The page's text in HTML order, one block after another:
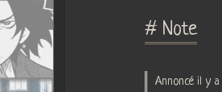
# Note
Annoncé il y